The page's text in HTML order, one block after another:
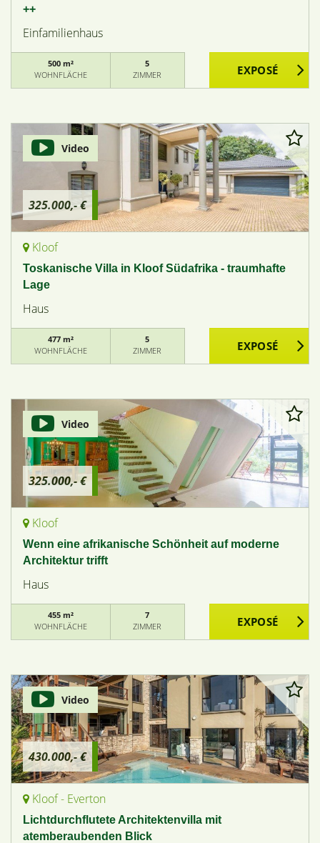
++
Einfamilienhaus
500 m²
WOHNFLÄCHE
5
ZIMMER
325.000,- €
Video
Kloof
Toskanische Villa in Kloof Südafrika - traumhafte
Lage
Haus
477 m²
WOHNFLÄCHE
5
ZIMMER
325.000,- €
Video
Kloof
Wenn eine afrikanische Schönheit auf moderne
Architektur trifft
Haus
455 m²
WOHNFLÄCHE
7
ZIMMER
430.000,- €
Video
Kloof - Everton
Lichtdurchflutete Architektenvilla mit
atemberaubenden Blick